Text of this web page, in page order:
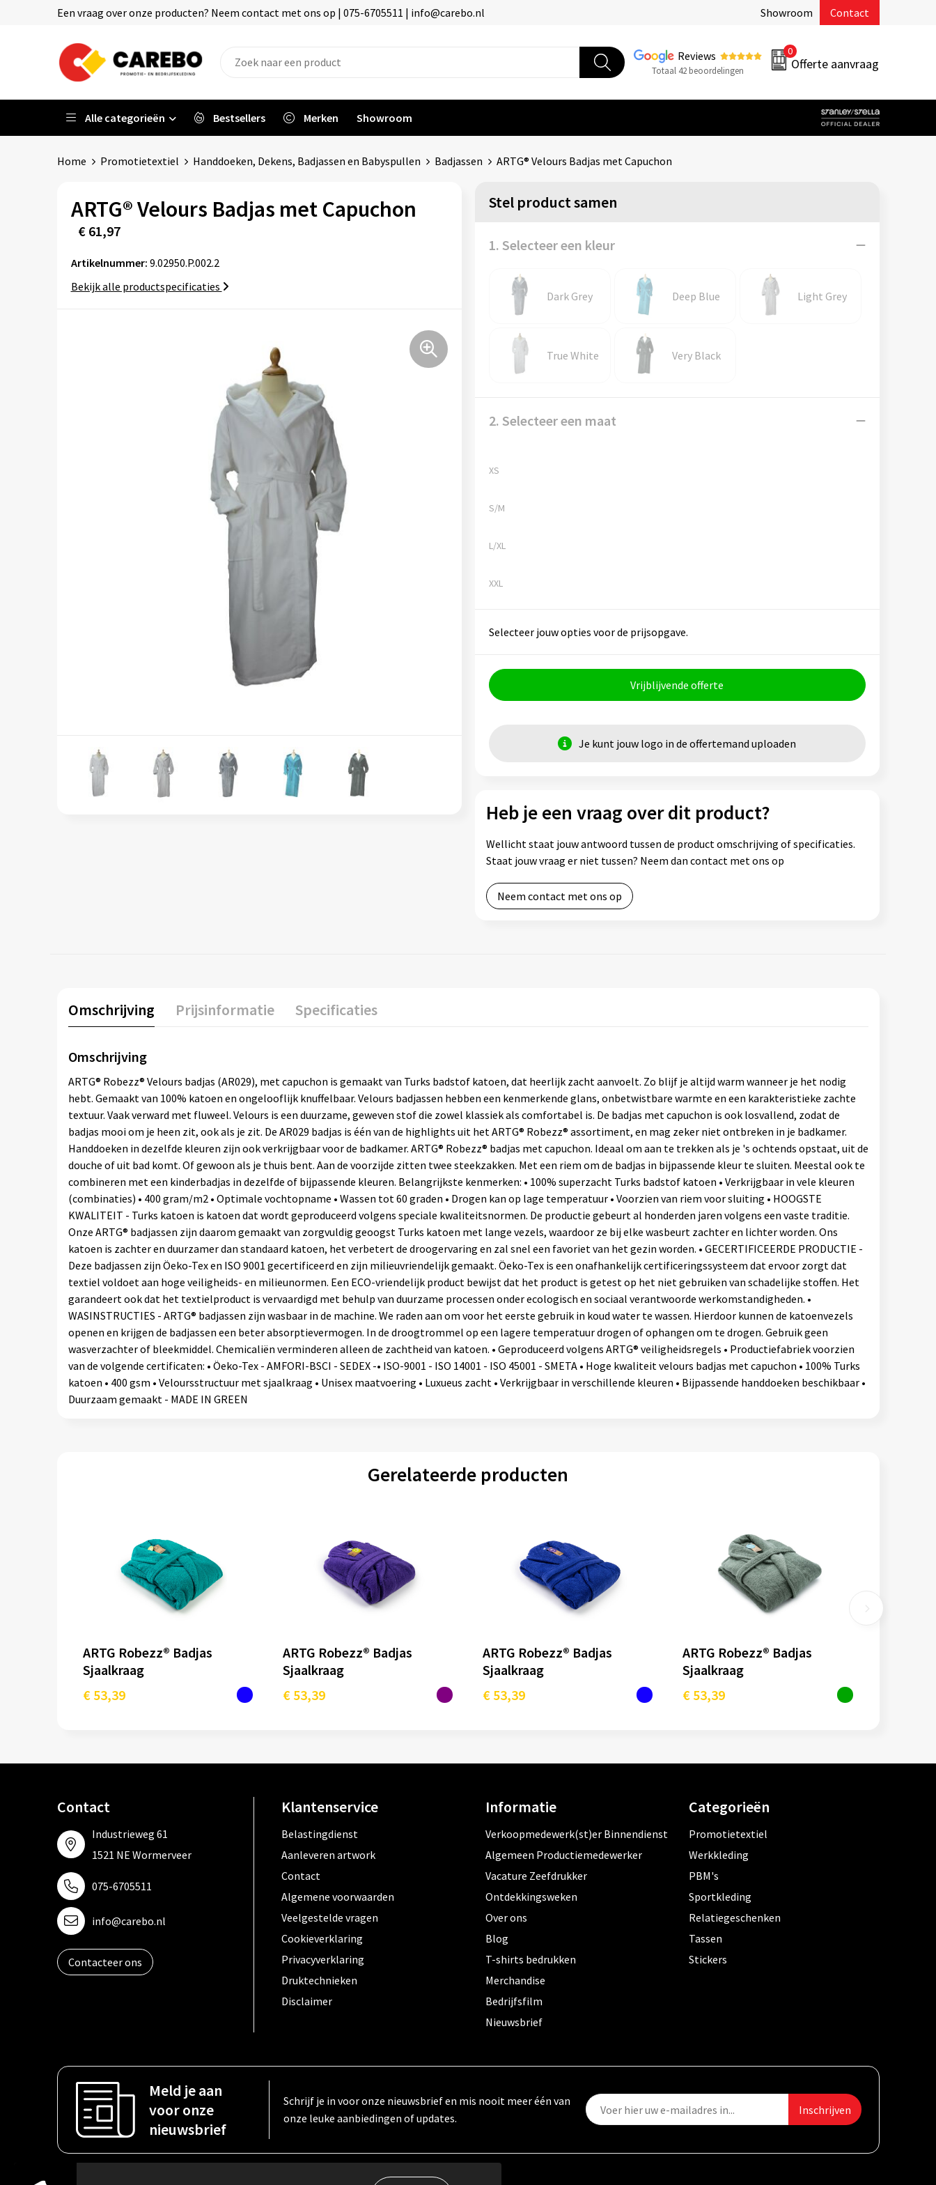
Een vraag over onze producten? Neem contact met ons op | 075-6705511 | info@carebo.nl Showroom Contact
Reviews
Totaal 42 beoordelingen
0
Offerte aanvraag
Alle categorieën Bestsellers Merken Showroom
Home Promotietextiel Handdoeken, Dekens, Badjassen en Babyspullen Badjassen ARTG® Velours Badjas met Capuchon
ARTG® Velours Badjas met Capuchon
€ 61,97
Artikelnummer: 9.02950.P.002.2
Bekijk alle productspecificaties
Stel product samen
1. Selecteer een kleur
Dark Grey Deep Blue Light Grey
True White Very Black
2. Selecteer een maat
XS
S/M
L/XL
XXL
Selecteer jouw opties voor de prijsopgave.
Vrijblijvende offerte
Je kunt jouw logo in de offertemand uploaden
Heb je een vraag over dit product?
Wellicht staat jouw antwoord tussen de product omschrijving of specificaties.
Staat jouw vraag er niet tussen? Neem dan contact met ons op
Neem contact met ons op
Omschrijving Prijsinformatie Specificaties
Omschrijving
ARTG® Robezz® Velours badjas (AR029), met capuchon is gemaakt van Turks badstof katoen, dat heerlijk zacht aanvoelt. Zo blijf je altijd warm wanneer je het nodig
hebt. Gemaakt van 100% katoen en ongelooflijk knuffelbaar. Velours badjassen hebben een kenmerkende glans, onbetwistbare warmte en een karakteristieke zachte
textuur. Vaak verward met fluweel. Velours is een duurzame, geweven stof die zowel klassiek als comfortabel is. De badjas met capuchon is ook losvallend, zodat de
badjas mooi om je heen zit, ook als je zit. De AR029 badjas is één van de highlights uit het ARTG® Robezz® assortiment, en mag zeker niet ontbreken in je badkamer.
Handdoeken in dezelfde kleuren zijn ook verkrijgbaar voor de badkamer. ARTG® Robezz® badjas met capuchon. Ideaal om aan te trekken als je 's ochtends opstaat, uit de
douche of uit bad komt. Of gewoon als je thuis bent. Aan de voorzijde zitten twee steekzakken. Met een riem om de badjas in bijpassende kleur te sluiten. Meestal ook te
combineren met een kinderbadjas in dezelfde of bijpassende kleuren. Belangrijkste kenmerken: • 100% superzacht Turks badstof katoen • Verkrijgbaar in vele kleuren
(combinaties) • 400 gram/m2 • Optimale vochtopname • Wassen tot 60 graden • Drogen kan op lage temperatuur • Voorzien van riem voor sluiting • HOOGSTE
KWALITEIT - Turks katoen is katoen dat wordt geproduceerd volgens speciale kwaliteitsnormen. De productie gebeurt al honderden jaren volgens een vaste traditie.
Onze ARTG® badjassen zijn daarom gemaakt van zorgvuldig geoogst Turks katoen met lange vezels, waardoor ze bij elke wasbeurt zachter en lichter worden. Ons
katoen is zachter en duurzamer dan standaard katoen, het verbetert de droogervaring en zal snel een favoriet van het gezin worden. • GECERTIFICEERDE PRODUCTIE -
Deze badjassen zijn Öeko-Tex en ISO 9001 gecertificeerd en zijn milieuvriendelijk gemaakt. Öeko-Tex is een onafhankelijk certificeringssysteem dat ervoor zorgt dat
textiel voldoet aan hoge veiligheids- en milieunormen. Een ECO-vriendelijk product bewijst dat het product is getest op het niet gebruiken van schadelijke stoffen. Het
garandeert ook dat het textielproduct is vervaardigd met behulp van duurzame processen onder ecologisch en sociaal verantwoorde werkomstandigheden. •
WASINSTRUCTIES - ARTG® badjassen zijn wasbaar in de machine. We raden aan om voor het eerste gebruik in koud water te wassen. Hierdoor kunnen de katoenvezels
openen en krijgen de badjassen een beter absorptievermogen. In de droogtrommel op een lagere temperatuur drogen of ophangen om te drogen. Gebruik geen
wasverzachter of bleekmiddel. Chemicaliën verminderen alleen de zachtheid van katoen. • Geproduceerd volgens ARTG® veiligheidsregels • Productiefabriek voorzien
van de volgende certificaten: • Öeko-Tex - AMFORI-BSCI - SEDEX -• ISO-9001 - ISO 14001 - ISO 45001 - SMETA • Hoge kwaliteit velours badjas met capuchon • 100% Turks
katoen • 400 gsm • Veloursstructuur met sjaalkraag • Unisex maatvoering • Luxueus zacht • Verkrijgbaar in verschillende kleuren • Bijpassende handdoeken beschikbaar •
Duurzaam gemaakt - MADE IN GREEN
Gerelateerde producten
ARTG Robezz® Badjas
Sjaalkraag
€ 53,39
ARTG Robezz® Badjas
Sjaalkraag
€ 53,39
ARTG Robezz® Badjas
Sjaalkraag
€ 53,39
ARTG Robezz® Badjas
Sjaalkraag
€ 53,39
Contact
Industrieweg 61
1521 NE Wormerveer
075-6705511
info@carebo.nl
Contacteer ons
Klantenservice
Belastingdienst
Aanleveren artwork
Contact
Algemene voorwaarden
Veelgestelde vragen
Cookieverklaring
Privacyverklaring
Druktechnieken
Disclaimer
Informatie
Verkoopmedewerk(st)er Binnendienst
Algemeen Productiemedewerker
Vacature Zeefdrukker
Ontdekkingsweken
Over ons
Blog
T-shirts bedrukken
Merchandise
Bedrijfsfilm
Nieuwsbrief
Categorieën
Promotietextiel
Werkkleding
PBM's
Sportkleding
Relatiegeschenken
Tassen
Stickers
Meld je aan
voor onze
nieuwsbrief
Schrijf je in voor onze nieuwsbrief en mis nooit meer één van
onze leuke aanbiedingen of updates.